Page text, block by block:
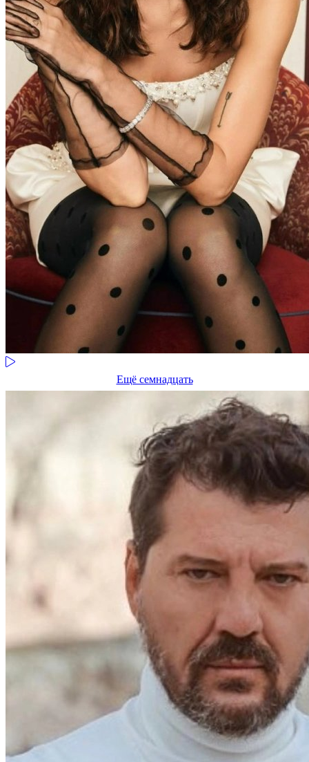
Ещё семнадцать